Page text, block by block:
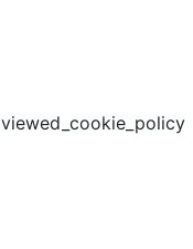
viewed_cookie_policy